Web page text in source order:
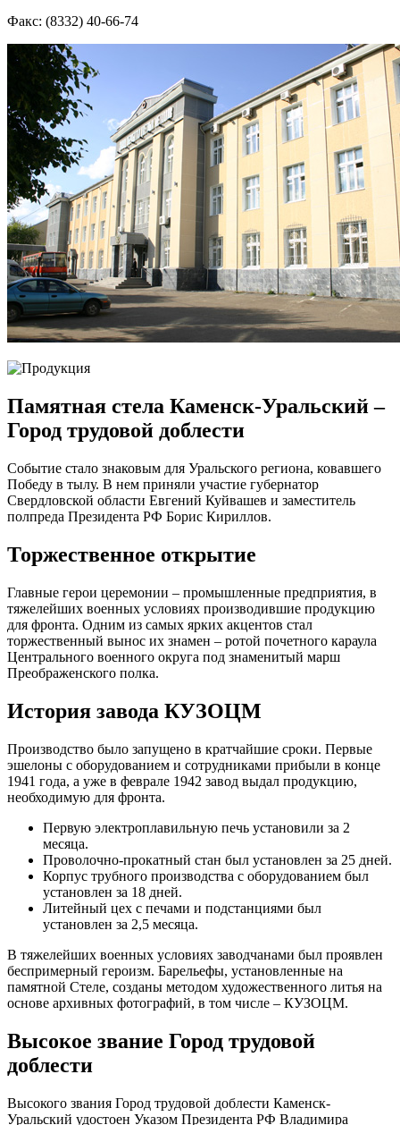
Факс: (8332) 40-66-74
Памятная стела Каменск-Уральский –
Город трудовой доблести
Событие стало знаковым для Уральского региона, ковавшего
Победу в тылу. В нем приняли участие губернатор
Свердловской области Евгений Куйвашев и заместитель
полпреда Президента РФ Борис Кириллов.
Торжественное открытие
Главные герои церемонии – промышленные предприятия, в
тяжелейших военных условиях производившие продукцию
для фронта. Одним из самых ярких акцентов стал
торжественный вынос их знамен – ротой почетного караула
Центрального военного округа под знаменитый марш
Преображенского полка.
История завода КУЗОЦМ
Производство было запущено в кратчайшие сроки. Первые
эшелоны с оборудованием и сотрудниками прибыли в конце
1941 года, а уже в феврале 1942 завод выдал продукцию,
необходимую для фронта.
Первую электроплавильную печь установили за 2
месяца.
Проволочно-прокатный стан был установлен за 25 дней.
Корпус трубного производства с оборудованием был
установлен за 18 дней.
Литейный цех с печами и подстанциями был
установлен за 2,5 месяца.
В тяжелейших военных условиях заводчанами был проявлен
беспримерный героизм. Барельефы, установленные на
памятной Стеле, созданы методом художественного литья на
основе архивных фотографий, в том числе – КУЗОЦМ.
Высокое звание Город трудовой
доблести
Высокого звания Город трудовой доблести Каменск-
Уральский удостоен Указом Президента РФ Владимира